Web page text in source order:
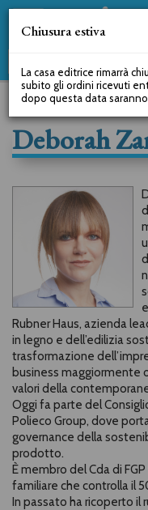
Deborah
Rubner Haus, azienda
in legno e dell’edilizia
trasformazione
business maggiormente
valori della
Oggi fa parte del
Polieco Group, dove
governance della
prodotto.
È membro del Cda di
familiare che controlla il
In passato ha ricoperto il
Chiusura estiva
La casa editrice rimarrà
subito gli ordini ricevuti
dopo questa data